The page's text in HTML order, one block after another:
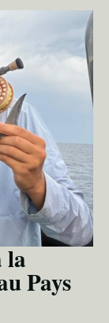
la
Pays